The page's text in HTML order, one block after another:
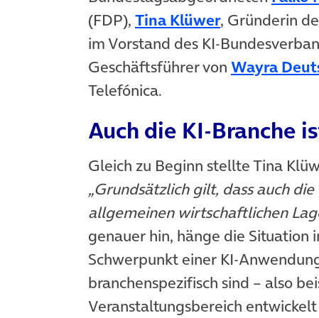
(FDP), Tina Klüwer(öffnet in
, Gründerin
im Vorstand des KI-
Geschäftsführer von Wayra
Telefónica.
Auch die KI-Branche
Gleich zu Beginn stellte Tina
„Grundsätzlich gilt, dass auch
allgemeinen wirtschaftlichen
genauer hin, hänge die
Schwerpunkt einer KI-
branchenspezifisch sind – also
Veranstaltungsbereich